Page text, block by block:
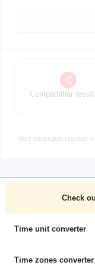
Compartilhar
Você conseguiu resolver
Check
Time unit converter
Time zones converter